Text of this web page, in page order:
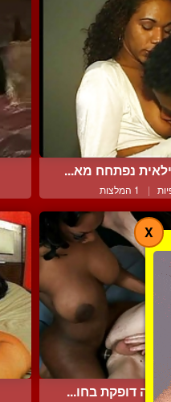
נפתחח מא...
| 1 המלצות
דופקת בחו...
X